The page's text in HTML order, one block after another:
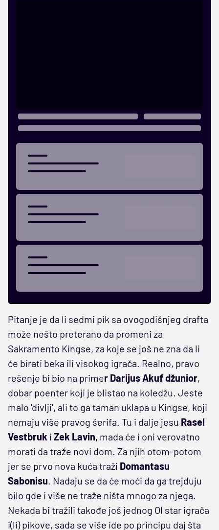
Pitanje je da li sedmi pik sa ovogodišnjeg drafta
može nešto preterano da promeni za
Sakramento Kingse, za koje se još ne zna da li
će birati beka ili visokog igrača. Realno, pravo
rešenje bi bio na primer Darijus Akuf džunior,
dobar poenter koji je blistao na koledžu. Jeste
malo 'divlji', ali to ga taman uklapa u Kingse, koji
nemaju više pravog šerifa. Tu i dalje jesu Rasel
Vestbruk i Zek Lavin, mada će i oni verovatno
morati da traže novi dom. Za njih otom-potom
jer se prvo nova kuća traži Domantasu
Sabonisu. Nadaju se da će moći da ga trejduju
bilo gde i više ne traže ništa mnogo za njega.
Nekada bi tražili takođe još jednog Ol star igrača
i(li) pikove, sada se više ide po principu daj šta